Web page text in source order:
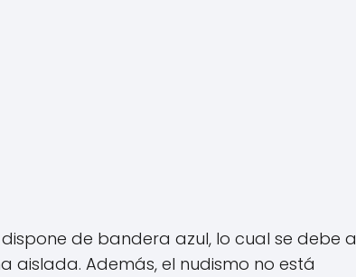
de bandera azul, lo cual se debe
aislada. Además, el nudismo no está